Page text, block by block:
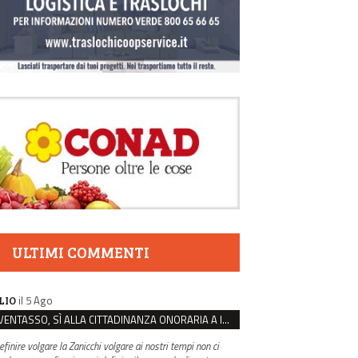
ULTIMI COMMENTI
il 5 Ago
VENTASSO, SÌ ALLA CITTADINANZA ONORARIA A IVA ZANICCHI. MA BARGIACCHI: “È DI PESSIMO GUSTO”
volgare la Zanicchi volgare ai nostri tempi non ci